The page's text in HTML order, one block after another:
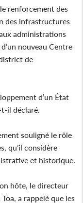
renforcement des
des infrastructures
administrations
nouveau Centre
de
d’un État
t-il déclaré.
souligné le rôle
qu’il considère
et historique.
hôte, le directeur
a rappelé que les